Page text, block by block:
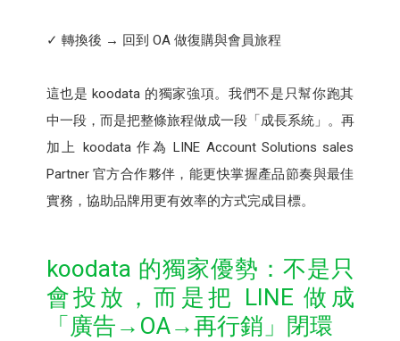
✓ 轉換後 → 回到 OA 做復購與會員旅程
這也是 koodata 的獨家強項。我們不是只幫你跑其
中一段，而是把整條旅程做成一段「成長系統」。再
加上 koodata 作為 LINE Account Solutions sales
Partner 官方合作夥伴，能更快掌握產品節奏與最佳
實務，協助品牌用更有效率的方式完成目標。
koodata 的獨家優勢：不是只
會投放，而是把 LINE 做成
「廣告→OA→再行銷」閉環